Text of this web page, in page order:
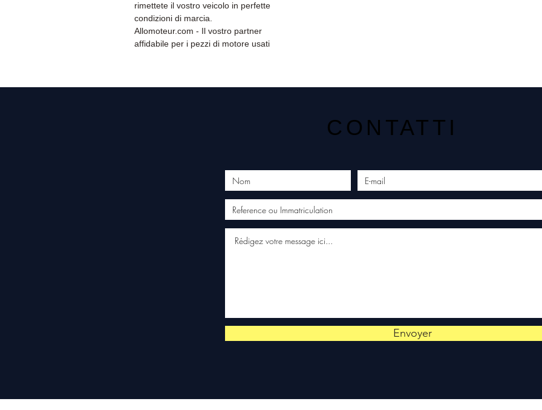
rimettete il vostro veicolo in perfette
condizioni di marcia.
Allomoteur.com - Il vostro partner
affidabile per i pezzi di motore usati
CONTATTI
Envoyer